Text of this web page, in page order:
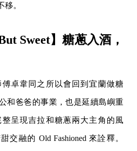
。
Sweet】糖蔥入酒，
卓韋同之所以會回到宜蘭做糖
和爸爸的事業，也是延續島嶼重
呈現吉拉和糖蔥兩大主角的風
交融的 Old Fashioned 來詮釋。